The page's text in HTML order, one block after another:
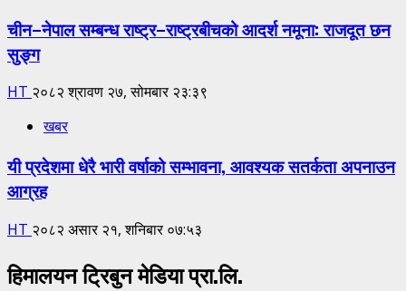
चीन–नेपाल सम्बन्ध राष्ट्र–राष्ट्रबीचको आदर्श नमूना: राजदूत छन
सुङ्ग
HT २०८२ श्रावण २७, सोमबार २३:३९
खबर
यी प्रदेशमा धेरै भारी वर्षाको सम्भावना, आवश्यक सतर्कता अपनाउन
आग्रह
HT २०८२ असार २१, शनिबार ०७:५३
हिमालयन ट्रिबुन मेडिया प्रा.लि.